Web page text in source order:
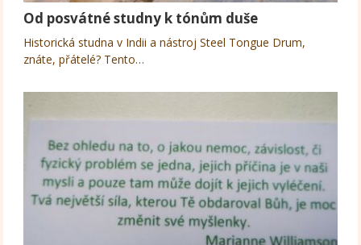
Od posvátné studny k tónům duše
Historická studna v Indii a nástroj Steel Tongue Drum,
znáte, přátelé? Tento…